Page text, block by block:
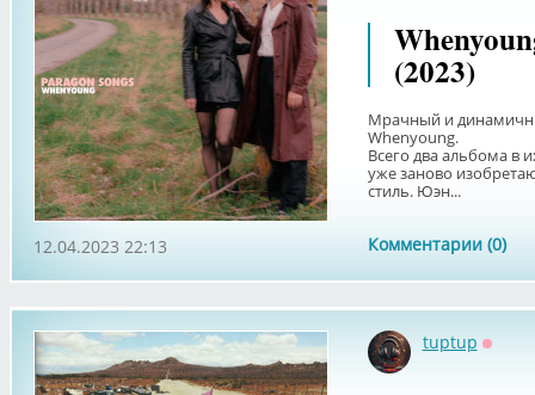
(2023)
Мрачный и
Whenyoung.
Всего два альбома в
уже заново
стиль. Юэн...
Комментарии (0)
12.04.2023 22:13
tuptup